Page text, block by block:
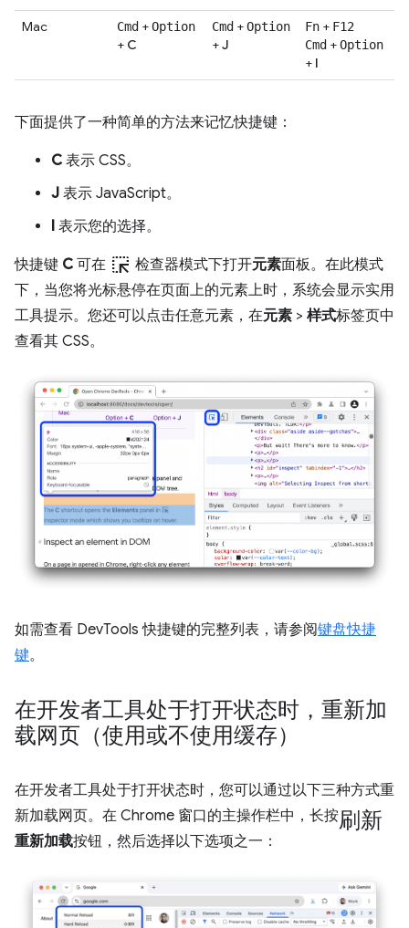
Mac
Cmd +Option
+ C
Cmd +Option
+J
Fn + F12
Cmd +Option
+ I
下面提供了一种简单的方法来记忆快捷键：
C 表示 CSS。
J 表示 JavaScript。
I 表示您的选择。
快捷键 C 可在 ink_selection 检查器模式下打开元素面板。在此模式
下，当您将光标悬停在页面上的元素上时，系统会显示实用
工具提示。您还可以点击任意元素，在元素 > 样式标签页中
查看其 CSS。
如需查看 DevTools 快捷键的完整列表，请参阅键盘快捷
键。
在开发者工具处于打开状态时，重新加
载网页（使用或不使用缓存）
在开发者工具处于打开状态时，您可以通过以下三种方式重
新加载网页。在 Chrome 窗口的主操作栏中，长按刷新
重新加载按钮，然后选择以下选项之一：